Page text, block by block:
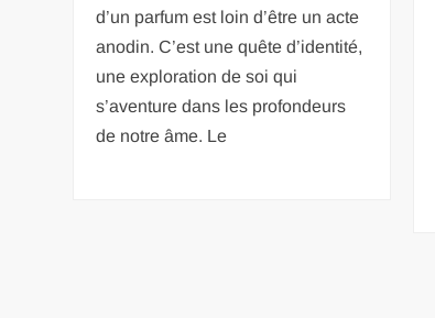
d’un parfum est loin d’être un acte
anodin. C’est une quête d’identité,
une exploration de soi qui
s’aventure dans les profondeurs
de notre âme. Le